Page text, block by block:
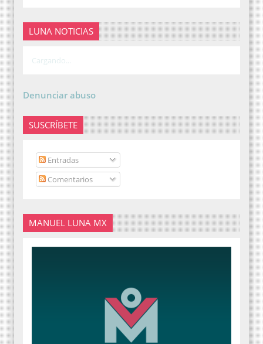
LUNA NOTICIAS
Cargando...
Denunciar abuso
SUSCRÍBETE
Entradas
Comentarios
MANUEL LUNA MX